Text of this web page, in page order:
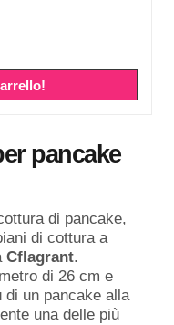
pancake
di pancake,
di cottura a
Cflagrant.
di 26 cm e
un pancake alla
una delle più